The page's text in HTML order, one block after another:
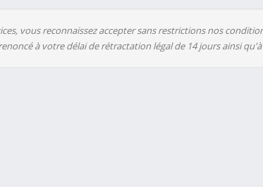
vous reconnaissez accepter sans restrictions nos
à votre délai de rétractation légal de 14 jours ainsi